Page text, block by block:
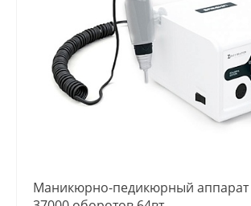
Маникюрно-педикюрный аппарат